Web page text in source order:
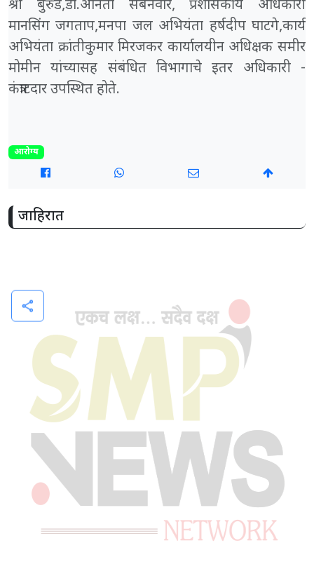
श्री बुरुड,डॉ.अनिता सैबनवार, प्रशासकीय अधिकारी
मानसिंग जगताप,मनपा जल अभियंता हर्षदीप घाटगे,कार्य
अभियंता क्रांतीकुमार मिरजकर कार्यालयीन अधिक्षक समीर
मोमीन यांच्यासह संबंधित विभागाचे इतर अधिकारी -
कंत्राटदार उपस्थित होते.
आरोग्य
जाहिरात
share